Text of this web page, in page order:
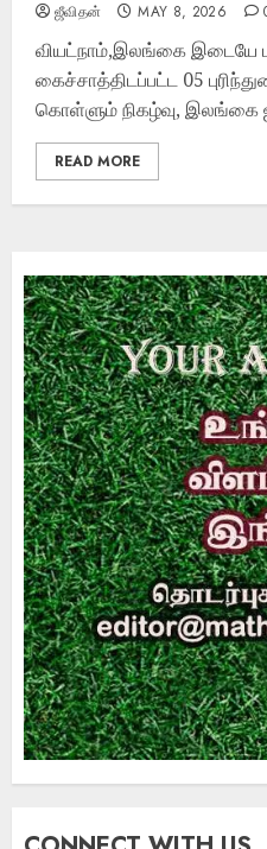
ஜீவிதன் MAY 8, 2026
வியட்நாம்,இலங்கை இடையே
கைச்சாத்திடப்பட்ட 05
கொள்ளும் நிகழ்வு, இலங்கை
READ MORE